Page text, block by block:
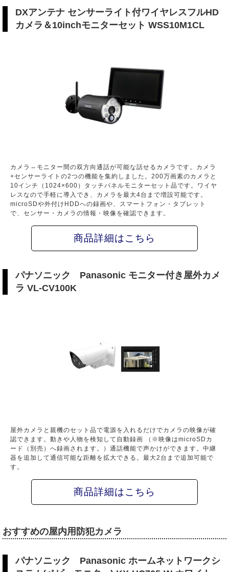
DXアンテナ センサーライト付ワイヤレスフルHD
カメラ＆10inchモニターセット WSS10M1CL
カメラ⇔モニター間の双方向通話が可能な話せるカメラです。カメラ
+センサーライトの2つの機能を集約しました。200万画素のカメラと
10インチ（1024×600）タッチパネルモニターセット品です。ワイヤ
レスなので手軽に導入でき、カメラを最大4台まで増設可能です。
microSDや外付けHDDへの録画や、スマートフォン・タブレット
で、センサー・カメラの情報・映像を確認できます。
商品詳細はこちら
パナソニック Panasonic モニター付き屋外カメ
ラ VL-CV100K
屋外カメラと親機のセット品で電源を入れるだけでカメラの映像が確
認できます。動きや人物を検知して自動録画 （※映像はmicroSDカ
ード（別売）へ録画されます。）通話機能で声かけができます。中継
器を追加して通信可能な距離を拡大できる。最大2台まで追加可能で
す。
商品詳細はこちら
おすすめの屋内用防犯カメラ
パナソニック Panasonic ホームネットワークシ